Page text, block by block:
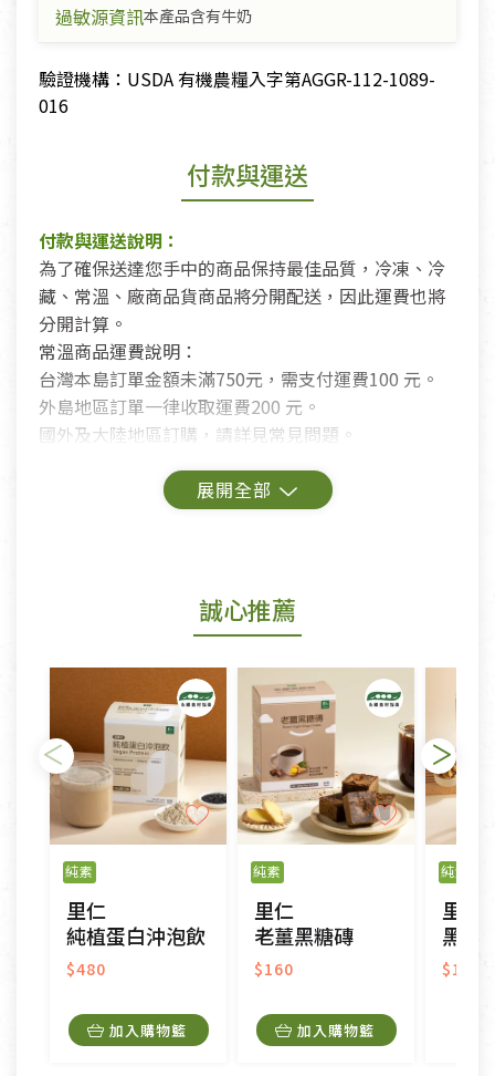
過敏源資訊本產品含有牛奶
驗證機構：USDA 有機農糧入字第AGGR-112-1089-
016
付款與運送
付款與運送說明：
為了確保送達您手中的商品保持最佳品質，冷凍、冷
藏、常溫、廠商品貨商品將分開配送，因此運費也將
分開計算。
常溫商品運費說明：
台灣本島訂單金額未滿750元，需支付運費100 元。
外島地區訂單一律收取運費200 元。
國外及大陸地區訂購，請詳見常見問題。
鑑賞期商品說明：
若您購買的商品有下列「不適用七天鑑賞期商品」情
形者，除商品瑕疵以外，恕不接受退換貨.
依消保法之規定提供該商品七天免費鑑賞期(含例假
日)的服務，原則上若商品未經使用或被汙損(除商品
瑕疵)，一般皆可申請退換貨。
不適用七天鑑賞期商品：
以數位或電磁紀錄形式儲存之商品、易於變質或損壞
之商品、以及性質上無法或不適合退換之商品：如
CD、VCD、DVD、電腦軟體，若產品瑕疵無法讀取僅
接受原片換新。
衣飾鞋類-如T恤，如於送達後水洗或污損者。
美容保養用品、內衣褲、襪子、口罩等私人消耗性產
內衣褲、襪子、口罩個人衛生用品除商品本身有瑕疵
外,依據《通訊交易解除權合理例外情事適用準
誠心推薦
純素
里仁
純植蛋白沖泡飲
$480
加入購物籃
純素
里仁
老薑黑糖磚
$160
加入購物籃
純素
里仁
黑米核
$190